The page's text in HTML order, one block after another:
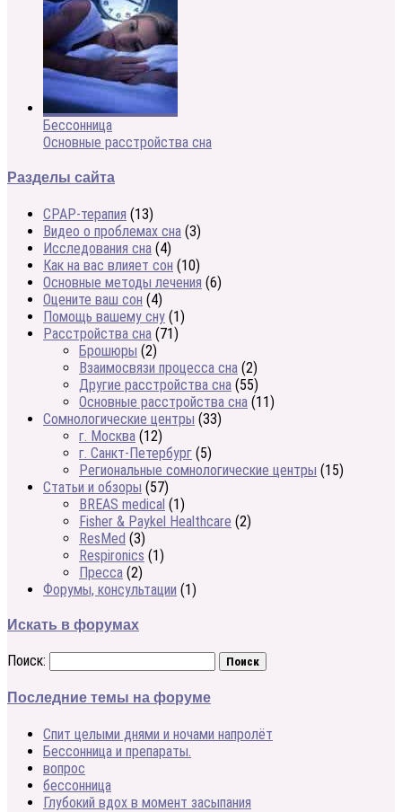
Бессонница
Основные расстройства сна
Разделы сайта
CPAP-терапия (13)
Видео о проблемах сна (3)
Исследования сна (4)
Как на вас влияет сон (10)
Основные методы лечения (6)
Оцените ваш сон (4)
Помощь вашему сну (1)
Расстройства сна (71)
Брошюры (2)
Взаимосвязи процесса сна (2)
Другие расстройства сна (55)
Основные расстройства сна (11)
Сомнологические центры (33)
г. Москва (12)
г. Санкт-Петербург (5)
Региональные сомнологические центры (15)
Статьи и обзоры (57)
BREAS medical (1)
Fisher & Paykel Healthcare (2)
ResMed (3)
Respironics (1)
Пресса (2)
Форумы, консультации (1)
Искать в форумах
Поиск:
Последние темы на форуме
Спит целыми днями и ночами напролёт
Бессонница и препараты.
вопрос
бессонница
Глубокий вдох в момент засыпания